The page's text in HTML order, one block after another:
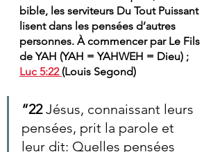
bible, les serviteurs Du Tout Puissant
lisent dans les pensées d’autres
personnes. À commencer par Le Fils
de YAH (YAH = YAHWEH = Dieu) ;
Luc 5:22 (Louis Segond)
“22 Jésus, connaissant leurs
pensées, prit la parole et
leur dit: Quelles pensées